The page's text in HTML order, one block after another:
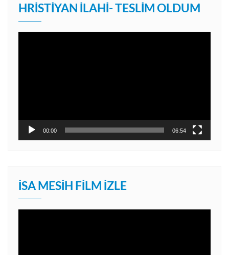
HRISTIYAN İLAHI- TESLIM OLDUM
00:00 06:54
İSA MESIH FILM İZLE